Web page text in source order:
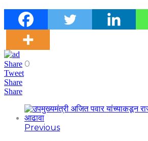
Share 0
Tweet
Share
Share
Previous